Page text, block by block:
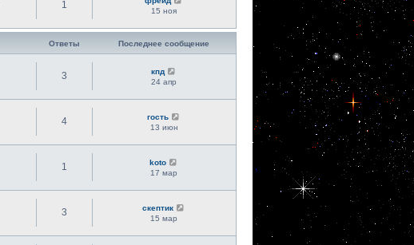
1
15 ноя
Ответы Последнее сообщение
3
кпд
24 апр
4
гость
13 июн
1
koto
17 мар
3
скептик
15 мар